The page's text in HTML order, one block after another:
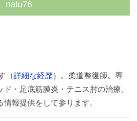
nalu76
（詳細な経歴）。柔道整復師。専
・足底筋膜炎・テニス肘の治療。
報提供をして参ります。